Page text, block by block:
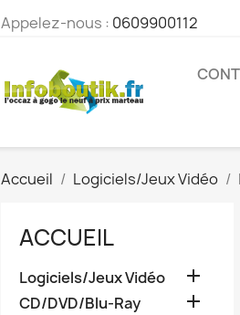
Appelez-nous : 0609900112
Accueil Logiciels/Jeux Vidéo
ACCUEIL
Logiciels/Jeux Vidéo 
CD/DVD/Blu-Ray 